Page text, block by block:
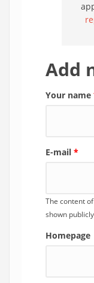
Add
Your name
E-mail *
The content
shown
Homepage